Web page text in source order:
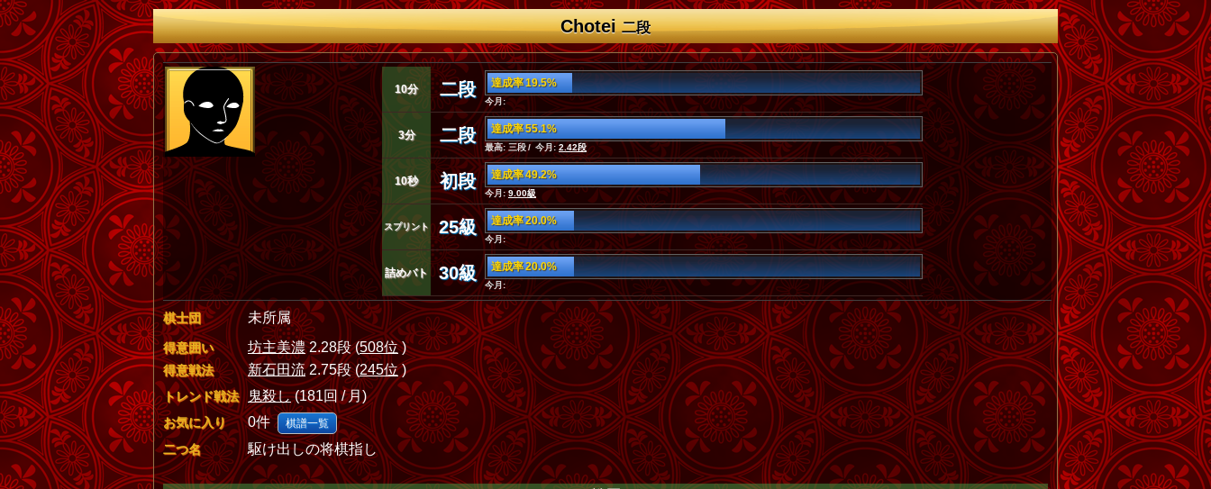
Chotei二段
10分 二段 達成率 19.5%
今月:
3分 二段 達成率 55.1%
最高: 三段 / 今月:2.42段
10秒 初段 達成率 49.2%
今月:9.00級
スプリント 25級 達成率 20.0%
今月:
詰めバト 30級 達成率 20.0%
今月:
棋士団 未所属
得意囲い 坊主美濃2.28段 (508位)
得意戦法 新石田流2.75段 (245位)
トレンド戦法 鬼殺し(181回 / 月)
お気に入り 0件 棋譜一覧
二つ名 駆け出しの将棋指し